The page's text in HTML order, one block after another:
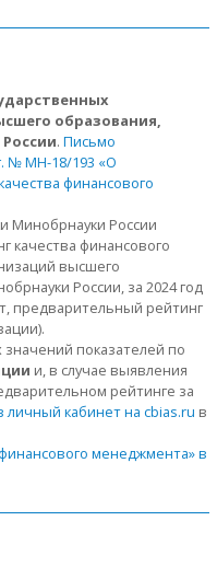
образования,
. Письмо
№ МН-18/193 «О
финансового
Минобрнауки России
качества финансового
высшего
России, за 2024 год
предварительный рейтинг
показателей по
и, в случае выявления
рейтинге за
кабинет на cbias.ru в
менеджмента» в